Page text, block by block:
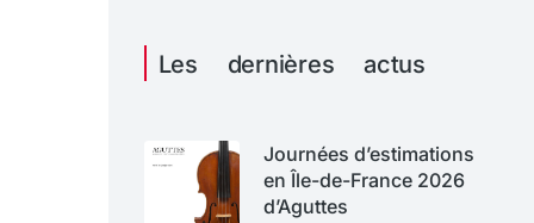
Les dernières actus
Journées d’estimations
en Île-de-France 2026
d’Aguttes